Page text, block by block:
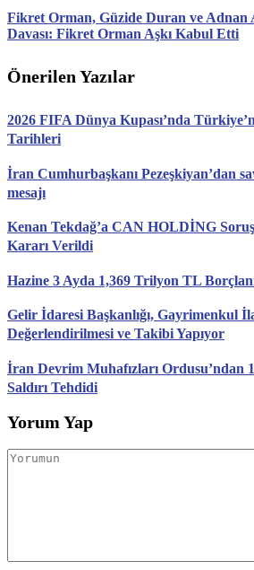
Fikret Orman, Güzide Duran ve Adnan
Davası: Fikret Orman Aşkı Kabul Etti
Önerilen Yazılar
2026 FIFA Dünya Kupası’nda
Tarihleri
İran Cumhurbaşkanı Pezeşkiyan’dan
mesajı
Kenan Tekdağ’a CAN HOLDİNG
Kararı Verildi
Hazine 3 Ayda 1,369 Trilyon TL
Gelir İdaresi Başkanlığı, Gayrimenkul
Değerlendirilmesi ve Takibi Yapıyor
İran Devrim Muhafızları Ordusu’ndan
Saldırı Tehdidi
Yorum Yap